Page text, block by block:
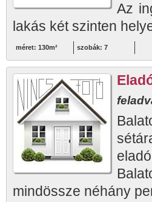
Az
lakás két szinten
méret: 130m² szobák: 7
mindössze néhány